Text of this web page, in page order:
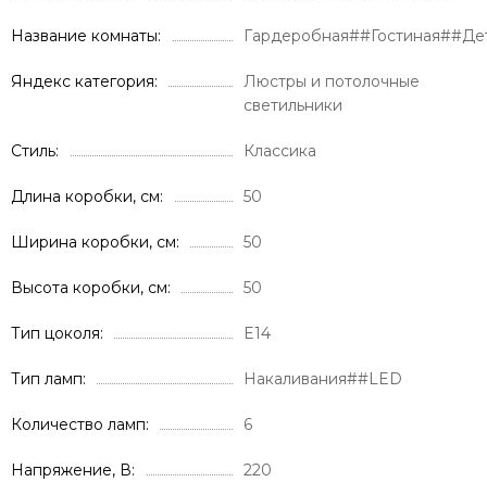
Название комнаты
Яндекс категория
Люстры и потолочные
светильники
Стиль Классика
Длина коробки, см 50
Ширина коробки, см 50
Высота коробки, см 50
Тип цоколя E14
Тип ламп Накаливания##LED
Количество ламп 6
Напряжение, В 220